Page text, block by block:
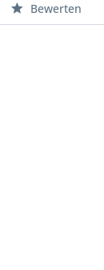
Bewerten